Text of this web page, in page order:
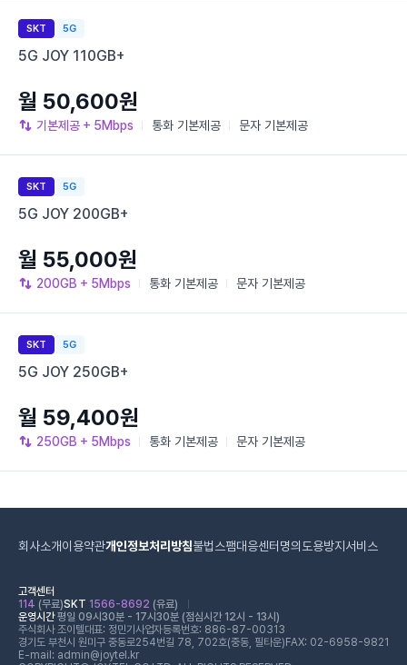
SKT 5G
5G JOY 110GB+
기본제공 + 5Mbps 통화 기본제공 문자 기본제공
월 50,600원
SKT 5G
5G JOY 200GB+
200GB + 5Mbps 통화 기본제공 문자 기본제공
월 55,000원
SKT 5G
5G JOY 250GB+
250GB + 5Mbps 통화 기본제공 문자 기본제공
월 59,400원
회사소개이용약관개인정보처리방침불법스팸대응센터 명의도용방지서비스
고객센터
114 (무료)SKT 1566-8692 (유료)
운영시간평일 09시30분 - 17시30분 (점심시간 12시 - 13시)
주식회사 조이텔대표: 정민기 사업자등록번호: 886-87-00313
경기도 부천시 원미구 중동로254번길 78, 702호(중동, 필타운) FAX: 02-6958-9821
E-mail: admin@joytel.kr